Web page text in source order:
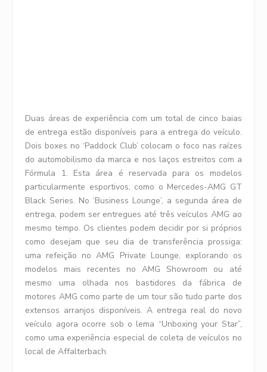
Duas áreas de experiência com um total de cinco baias
de entrega estão disponíveis para a entrega do veículo.
Dois boxes no ‘Paddock Club’ colocam o foco nas raízes
do automobilismo da marca e nos laços estreitos com a
Fórmula 1. Esta área é reservada para os modelos
particularmente esportivos, como o Mercedes-AMG GT
Black Series. No ‘Business Lounge’, a segunda área de
entrega, podem ser entregues até três veículos AMG ao
mesmo tempo. Os clientes podem decidir por si próprios
como desejam que seu dia de transferência prossiga:
uma refeição no AMG Private Lounge, explorando os
modelos mais recentes no AMG Showroom ou até
mesmo uma olhada nos bastidores da fábrica de
motores AMG como parte de um tour são tudo parte dos
extensos arranjos disponíveis. A entrega real do novo
veículo agora ocorre sob o lema “Unboxing your Star”,
como uma experiência especial de coleta de veículos no
local de Affalterbach.